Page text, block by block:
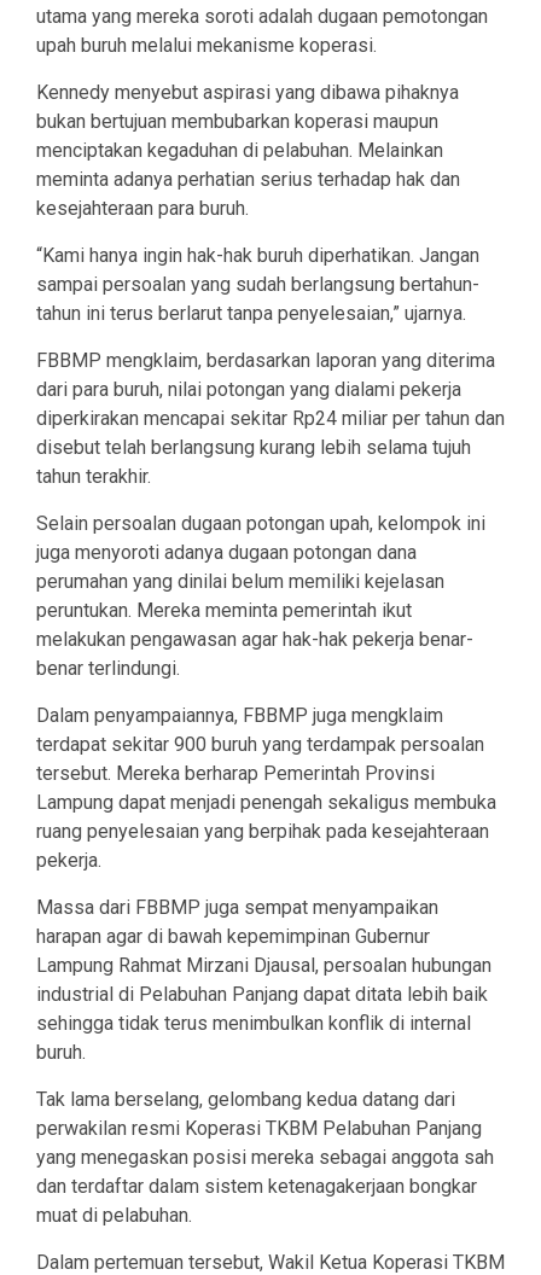
utama yang mereka soroti adalah dugaan pemotongan
upah buruh melalui mekanisme koperasi.
Kennedy menyebut aspirasi yang dibawa pihaknya
bukan bertujuan membubarkan koperasi maupun
menciptakan kegaduhan di pelabuhan. Melainkan
meminta adanya perhatian serius terhadap hak dan
kesejahteraan para buruh.
“Kami hanya ingin hak-hak buruh diperhatikan. Jangan
sampai persoalan yang sudah berlangsung bertahun-
tahun ini terus berlarut tanpa penyelesaian,” ujarnya.
FBBMP mengklaim, berdasarkan laporan yang diterima
dari para buruh, nilai potongan yang dialami pekerja
diperkirakan mencapai sekitar Rp24 miliar per tahun dan
disebut telah berlangsung kurang lebih selama tujuh
tahun terakhir.
Selain persoalan dugaan potongan upah, kelompok ini
juga menyoroti adanya dugaan potongan dana
perumahan yang dinilai belum memiliki kejelasan
peruntukan. Mereka meminta pemerintah ikut
melakukan pengawasan agar hak-hak pekerja benar-
benar terlindungi.
Dalam penyampaiannya, FBBMP juga mengklaim
terdapat sekitar 900 buruh yang terdampak persoalan
tersebut. Mereka berharap Pemerintah Provinsi
Lampung dapat menjadi penengah sekaligus membuka
ruang penyelesaian yang berpihak pada kesejahteraan
pekerja.
Massa dari FBBMP juga sempat menyampaikan
harapan agar di bawah kepemimpinan Gubernur
Lampung Rahmat Mirzani Djausal, persoalan hubungan
industrial di Pelabuhan Panjang dapat ditata lebih baik
sehingga tidak terus menimbulkan konflik di internal
buruh.
Tak lama berselang, gelombang kedua datang dari
perwakilan resmi Koperasi TKBM Pelabuhan Panjang
yang menegaskan posisi mereka sebagai anggota sah
dan terdaftar dalam sistem ketenagakerjaan bongkar
muat di pelabuhan.
Dalam pertemuan tersebut, Wakil Ketua Koperasi TKBM